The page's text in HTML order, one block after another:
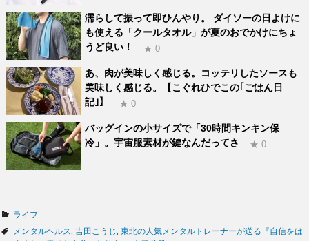
濡らして振って即ひんやり。 ダイソーの日よけに
も使える「クールタオル」が夏のおでかけにちょ
うど良い！
★ 0
あ、肉が美味しく感じる。コッテリしたソースも
美味しく感じる。【こぐれひでこの｢ごはん日
記｣】
★ 0
バッグインの小サイズで「30時間キンキン保
冷」。宇宙服素材が鍵なんだってさ
★ 0
カ
テ
ゴ
ライフ
タ
メンタルヘルス 吉田こうじ
東北の人気メンタルトレーナーが送る『自信をは